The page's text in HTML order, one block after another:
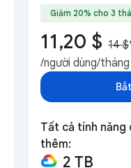
Giảm 20% cho 3
11,20 $ 14 $
/người dùng/tháng
Tất cả tính năng
thêm:
2 TB